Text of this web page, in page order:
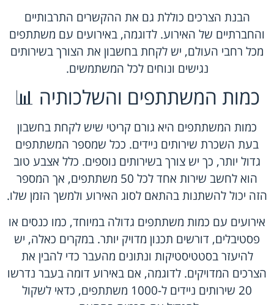
הבנת הצרכים כוללת גם את ההקשרים התרבותיים
והחברתיים של האירוע. לדוגמה, באירועים עם משתתפים
מכל רחבי העולם, יש לקחת בחשבון את הצורך בשירותים
נגישים ונוחים לכל המשתמשים.
כמות המשתתפים והשלכותיה 📊
כמות המשתתפים היא גורם קריטי שיש לקחת בחשבון
בעת השכרת שירותים ניידים. ככל שמספר המשתתפים
גדול יותר, כך יש צורך בשירותים נוספים. כלל אצבע טוב
הוא לחשב שירות אחד לכל 50 משתתפים, אך המספר
הזה יכול להשתנות בהתאם לסוג האירוע ולמשך הזמן שלו.
אירועים עם כמות משתתפים גדולה במיוחד, כמו כנסים או
פסטיבלים, דורשים תכנון מדויק יותר. במקרים כאלה, יש
להיעזר בסטטיסטיקות ונתונים מהעבר כדי להבין את
הצרכים המדויקים. לדוגמה, אם באירוע דומה בעבר נדרשו
20 שירותים ניידים ל-1000 משתתפים, כדאי לשקול